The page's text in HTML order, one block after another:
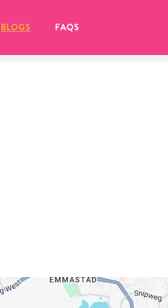
BLOGS FAQS